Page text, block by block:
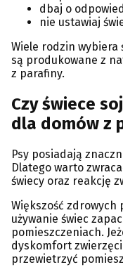
dbaj o
nie ustawiaj
Wiele rodzin wybiera
są produkowane z
z parafiny.
Czy świece
dla domów z
Psy posiadają
Dlatego warto
świecy oraz reakcję
Większość
używanie świec
pomieszczeniach.
dyskomfort
przewietrzyć